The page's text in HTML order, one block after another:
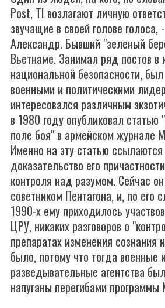
Post, TI возлагают личную
звучащие в своей голове
Александр. Бывший "зеленый
Вьетнаме. Занимал ряд постов в
национальной безопасности,
военными и политическими
интересовался различным
в 1980 году опубликовал статью
поле боя" в армейском журнале
Именно на эту статью ссылаются
доказательство его
контроля над разумом. Сейчас
советником Пентагона, и, по его
1990-х ему приходилось
ЦРУ, никаких разговоров о
препаратах изменения сознания
было, потому что тогда военные
разведывательные агентства
напуганы перегибами